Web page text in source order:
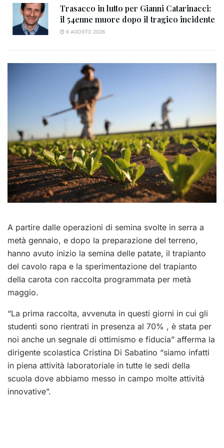
Trasacco in lutto per Gianni Catarinacci:
il 54enne muore dopo il tragico incidente
6 AGOSTO 2026
A partire dalle operazioni di semina svolte in serra a
metà gennaio, e dopo la preparazione del terreno,
hanno avuto inizio la semina delle patate, il trapianto
del cavolo rapa e la sperimentazione del trapianto
della carota con raccolta programmata per metà
maggio.
“La prima raccolta, avvenuta in questi giorni in cui gli
studenti sono rientrati in presenza al 70% , è stata per
noi anche un segnale di ottimismo e fiducia” afferma la
dirigente scolastica Cristina Di Sabatino “siamo infatti
in piena attività laboratoriale in tutte le sedi della
scuola dove abbiamo messo in campo molte attività
innovative”.